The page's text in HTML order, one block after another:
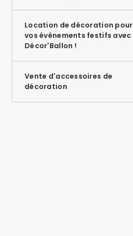
Location de décoration pour
vos événements festifs avec
Décor'Ballon !
Vente d'accessoires de
décoration